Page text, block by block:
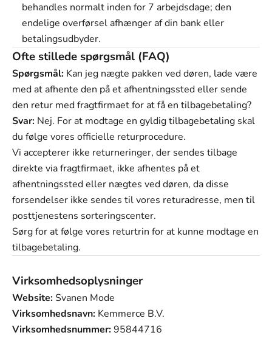
behandles normalt inden for 7 arbejdsdage; den
endelige overførsel afhænger af din bank eller
betalingsudbyder.
Ofte stillede spørgsmål (FAQ)
Spørgsmål: Kan jeg nægte pakken ved døren, lade være
med at afhente den på et afhentningssted eller sende
den retur med fragtfirmaet for at få en tilbagebetaling?
Svar: Nej. For at modtage en gyldig tilbagebetaling skal
du følge vores officielle returprocedure.
Vi accepterer ikke returneringer, der sendes tilbage
direkte via fragtfirmaet, ikke afhentes på et
afhentningssted eller nægtes ved døren, da disse
forsendelser ikke sendes til vores returadresse, men til
posttjenestens sorteringscenter.
Sørg for at følge vores returtrin for at kunne modtage en
tilbagebetaling.
Virksomhedsoplysninger
Website:Svanen Mode
Virksomhedsnavn: Kemmerce B.V.
Virksomhedsnummer:95844716